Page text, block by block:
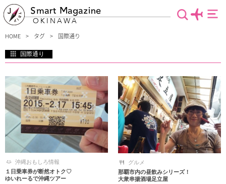
Smart Magazine
OKINAWA
HOME タグ 国際通り
国際通り
ーツなど沖縄らしいアイテムが揃ったお店が所狭しと並んでいます。飲食店も充実
し、毎日夜遅くまで賑わっているので時間気にせず食べ歩きなんていかがですか？
たくさんお店がある中でも、おすすめを厳選しました！
沖縄おもしろ情報
１日乗車券が断然オトク♡
ゆいれーるで沖縄ツアー
グルメ
那覇市内の昼飲みシリーズ！
大衆串揚酒場足立屋